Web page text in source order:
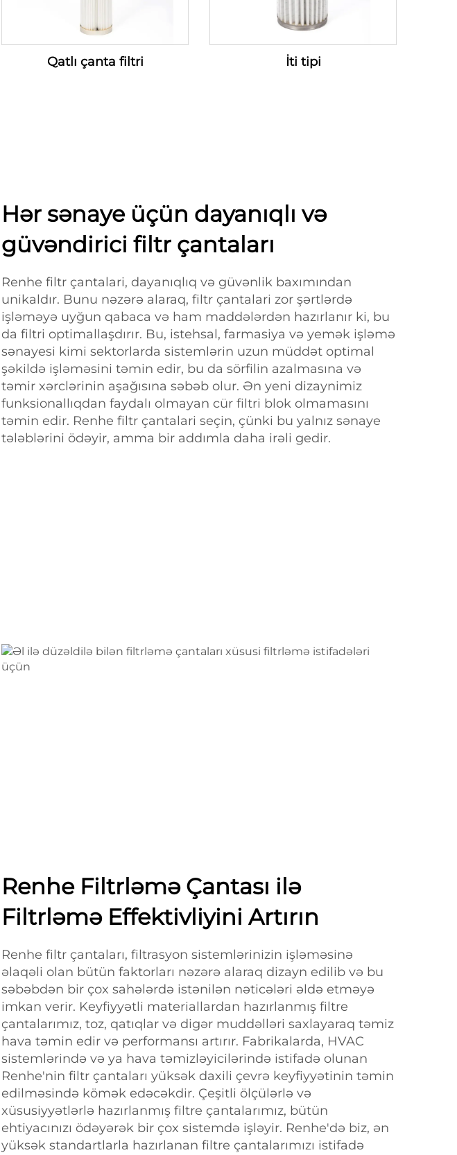
Qatlı çanta filtri İti tipi
Hər sənaye üçün dayanıqlı və
güvəndirici filtr çantaları
Renhe filtr çantalari, dayanıqlıq və güvənlik baxımından
unikaldır. Bunu nəzərə alaraq, filtr çantalari zor şərtlərdə
işləməyə uyğun qabaca və ham maddələrdən hazırlanır ki, bu
da filtri optimallaşdırır. Bu, istehsal, farmasiya və yemək işləmə
sənayesi kimi sektorlarda sistemlərin uzun müddət optimal
şəkildə işləməsini təmin edir, bu da sörfilin azalmasına və
təmir xərclərinin aşağısına səbəb olur. Ən yeni dizaynimiz
funksionallıqdan faydalı olmayan cür filtri blok olmamasını
təmin edir. Renhe filtr çantalari seçin, çünki bu yalnız sənaye
tələblərini ödəyir, amma bir addımla daha irəli gedir.
Renhe Filtrləmə Çantası ilə
Filtrləmə Effektivliyini Artırın
Renhe filtr çantaları, filtrasyon sistemlərinizin işləməsinə
əlaqəli olan bütün faktorları nəzərə alaraq dizayn edilib və bu
səbəbdən bir çox sahələrdə istənilən nəticələri əldə etməyə
imkan verir. Keyfiyyətli materiallardan hazırlanmış filtre
çantalarımız, toz, qatıqlar və digər muddəlləri saxlayaraq təmiz
hava təmin edir və performansı artırır. Fabrikalarda, HVAC
sistemlərində və ya hava təmizləyicilərində istifadə olunan
Renhe'nin filtr çantaları yüksək daxili çevrə keyfiyyətinin təmin
edilməsində kömək edəcəkdir. Çeşitli ölçülərlə və
xüsusiyyətlərlə hazırlanmış filtre çantalarımız, bütün
ehtiyacınızı ödəyərək bir çox sistemdə işləyir. Renhe'də biz, ən
yüksək standartlarla hazırlanan filtre çantalarımızı istifadə